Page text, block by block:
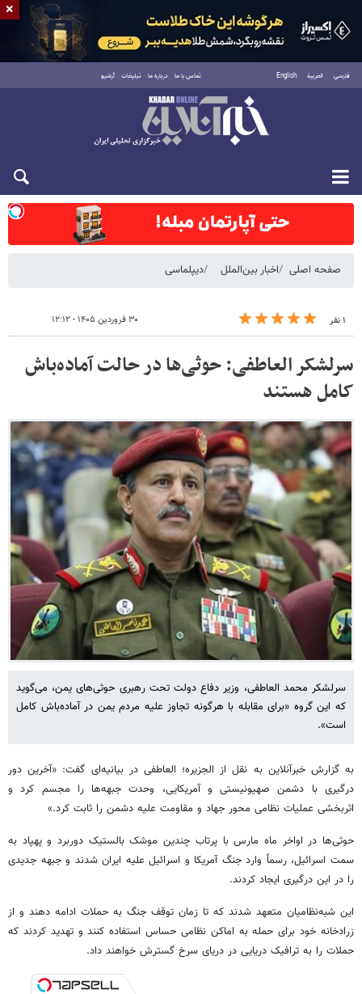
فارسی العربية English تماس با ما درباره ما تبلیغات آرشیو
شنبه ۱۷ مرداد ۱۴۰۵
صفحه اصلی اخبار بین‌الملل دیپلماسی
۱ نفر ۳۰ فروردین ۱۴۰۵ - ۱۲:۱۲
سرلشکر العاطفی: حوثی‌ها در حالت آماده‌باش
کامل هستند
سرلشکر محمد العاطفی، وزیر دفاع دولت تحت رهبری حوثی‌های یمن، می‌گوید
که این گروه «برای مقابله با هرگونه تجاوز علیه مردم یمن در آماده‌باش کامل
است».
به گزارش خبرآنلاین به نقل از الجزیره؛ العاطفی در بیانیه‌ای گفت: «آخرین دور
درگیری با دشمن صهیونیستی و آمریکایی، وحدت جبهه‌ها را مجسم کرد و
اثربخشی عملیات نظامی محور جهاد و مقاومت علیه دشمن را ثابت کرد.»
حوثی‌ها در اواخر ماه مارس با پرتاب چندین موشک بالستیک دوربرد و پهپاد به
سمت اسرائیل، رسماً وارد جنگ آمریکا و اسرائیل علیه ایران شدند و جبهه جدیدی
را در این درگیری ایجاد کردند.
این شبه‌نظامیان متعهد شدند که تا زمان توقف جنگ به حملات ادامه دهند و از
زرادخانه خود برای حمله به اماکن نظامی حساس استفاده کنند و تهدید کردند که
حملات را به ترافیک دریایی در دریای سرخ گسترش خواهند داد.
×